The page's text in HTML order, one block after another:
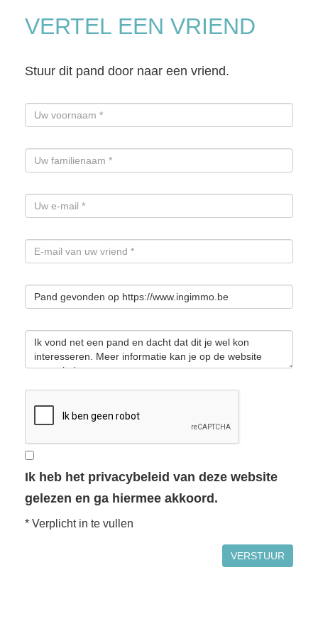
VERTEL EEN VRIEND
Stuur dit pand door naar een vriend.
Ik heb het privacybeleid van deze website
gelezen en ga hiermee akkoord.
* Verplicht in te vullen